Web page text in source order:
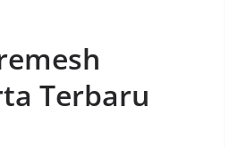
Terbaru